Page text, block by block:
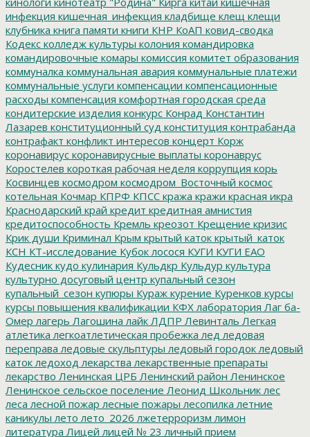
инфекция кишечная_инфекция кладбище клещ клещи
клубника книга памяти книги КНР КоАП ковид-сводка
Кодекс колледж культуры колония командировка
командировочные комары комиссия комитет образования
коммуналка коммунальная авария коммунальные платежи
коммунальные услуги компенсации компенсационные
расходы компенсация комфортная городская среда
кондитерские изделия конкурс Конрад Константин
Лазарев конституционный суд конституция контрабанда
контрафакт конфликт интересов концерт Корж
коронавирус коронавирусные выплаты коронаврус
Коростелев короткая рабочая неделя коррупция корь
Косвинцев космодром космодром_Восточный космос
котельная Кочмар КПРФ КПСС кража кражи красная икра
Краснодарский край кредит кредитная амнистия
кредитоспособность Кремль креозот Крещение кризис
Крик души Криминал Крым крытый каток крытый_каток
КСН КТ-исследование Кубок лосося КУГИ КУГИ ЕАО
Кудесник кудо кулинария Кульдкр Кульдур культура
культурно досуговый центр купальный сезон
купальный_сезон купюры Кураж курение Куренков курсы
курсы повышения квалификации КФХ лаборатория Лаг ба-
Омер лагерь Лагошина лайк ЛДПР Левинталь Легкая
атлетика легкоатлетическая пробежка лед ледовая
переправа ледовые скульптуры ледовый городок ледовый
каток ледоход лекарства лекарственные препараты
лекарство Ленинская ЦРБ Ленинский район Ленинское
Ленинское сельское поселение Леонид Школьник лес
леса лесной пожар лесные пожары лесопилка летние
каникулы лето лето_2026 лжетерроризм лимон
литература Лицей лицей № 23 личный прием